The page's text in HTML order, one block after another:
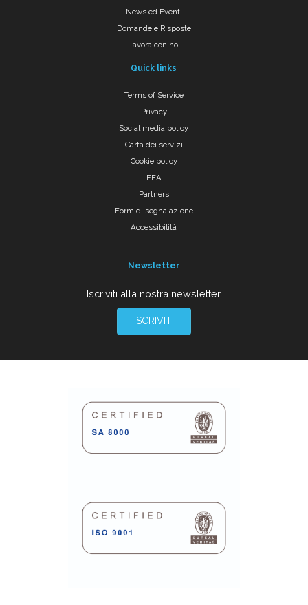
News ed Eventi
Domande e Risposte
Lavora con noi
Quick links
Terms of Service
Privacy
Social media policy
Carta dei servizi
Cookie policy
FEA
Partners
Form di segnalazione
Accessibilità
Newsletter
Iscriviti alla nostra newsletter
ISCRIVITI